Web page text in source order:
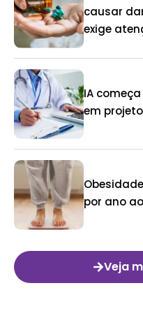
causar
exige
IA
em
por ano
Veja